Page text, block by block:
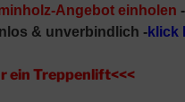
Angebot einholen -
& unverbindlich -klick
ein Treppenlift<<<